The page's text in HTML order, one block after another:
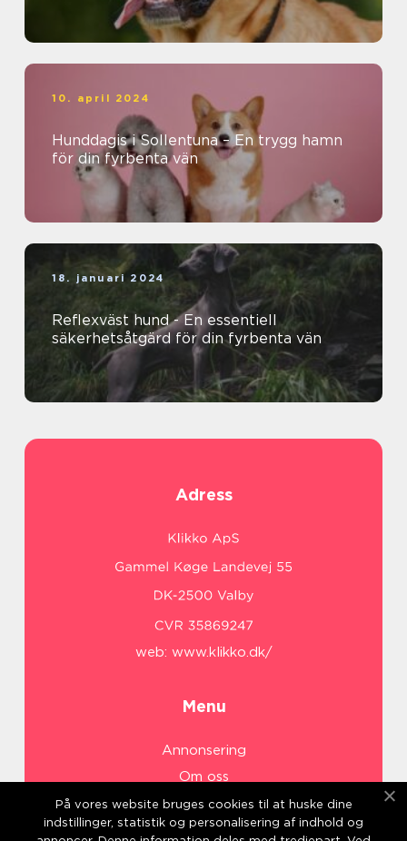
10. april 2024
Hunddagis i Sollentuna – En trygg hamn
för din fyrbenta vän
18. januari 2024
Reflexväst hund - En essentiell
säkerhetsåtgärd för din fyrbenta vän
Adress
web: www.klikko.dk/
Menu
Annonsering
Om oss
Cookies
Kontakta oss
På vores website bruges cookies til at huske dine
indstillinger, statistik og personalisering af indhold og